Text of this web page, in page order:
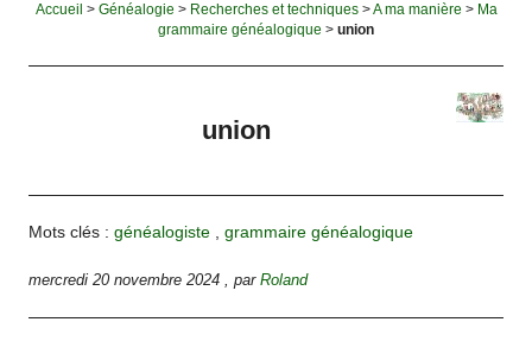
Accueil > Généalogie > Recherches et techniques>A ma manière > Ma
grammaire généalogique > union
union
Mots clés :généalogiste ,grammaire généalogique
mercredi 20 novembre 2024 ,parRoland